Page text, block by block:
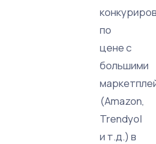
по
цене с
большими
(Amazon,
Trendyol
и т.д.) в